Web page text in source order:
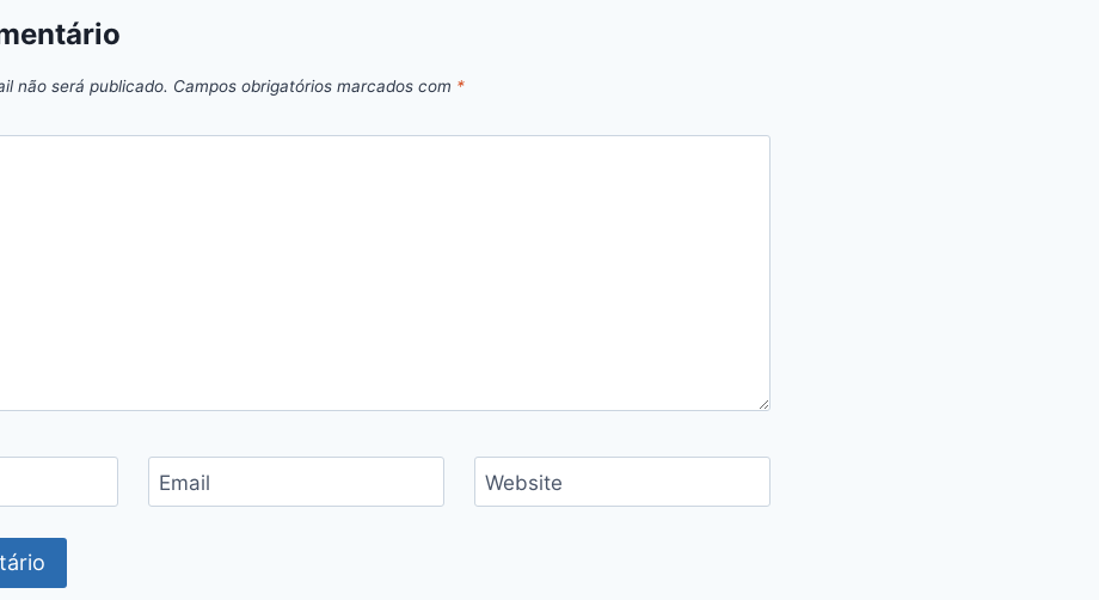
não será publicado. Campos obrigatórios marcados com *
Email Website